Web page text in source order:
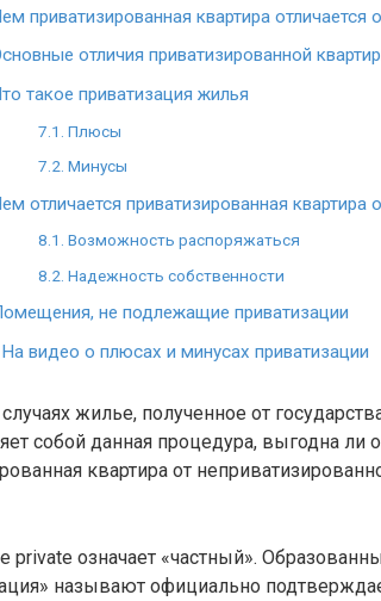
приватизированная квартира отличается
отличия приватизированной
такое приватизация жилья
Плюсы
Минусы
отличается приватизированная квартира
Возможность распоряжаться
Надежность собственности
не подлежащие приватизации
На видео о плюсах и минусах приватизации
жилье, полученное от
собой данная процедура, выгодна ли
квартира от
private означает «частный».
называют официально